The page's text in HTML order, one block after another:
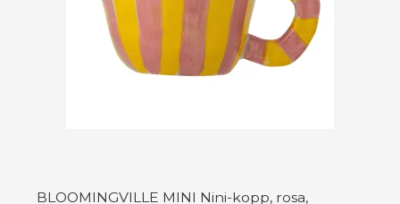
BLOOMINGVILLE MINI Nini-kopp, rosa,